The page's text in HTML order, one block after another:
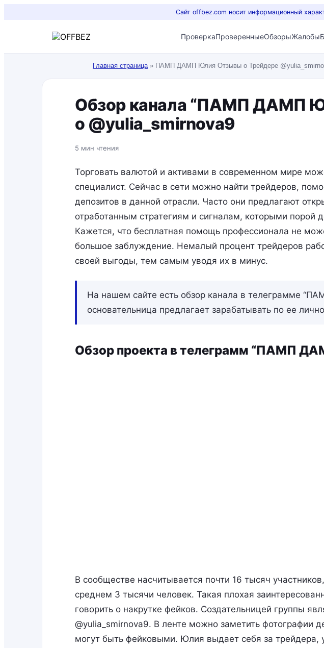
Сайт offbez.com носит информационный
ПроверкаПроверенныеОбзорыЖалобы
Главная страница» ПАМП ДАМП Юлия Отзывы о Трейдере
Обзор канала “ПАМП ДАМП
о @yulia_smirnova9
5 мин чтения
Торговать валютой и активами в современном мире
специалист. Сейчас в сети можно найти трейдеров,
депозитов в данной отрасли. Часто они предлагают
отработанным стратегиям и сигналам, которыми порой
Кажется, что бесплатная помощь профессионала не
большое заблуждение. Немалый процент трейдеров
своей выгоды, тем самым уводя их в минус.
На нашем сайте есть обзор канала в телеграмме
основательница предлагает зарабатывать по ее
Обзор проекта в телеграмм “ПАМП
В сообществе насчитывается почти 16 тысяч
среднем 3 тысячи человек. Такая плохая
говорить о накрутке фейков. Создательницей группы
@yulia_smirnova9. В ленте можно заметить фотографии
могут быть фейковыми. Юлия выдает себя за трейдера,